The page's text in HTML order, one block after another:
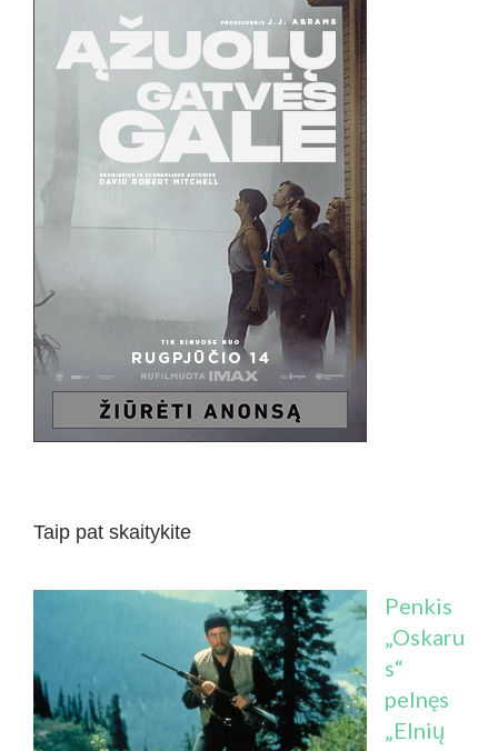
Taip pat skaitykite
Penkis
„Oskaru
s“
pelnęs
„Elnių